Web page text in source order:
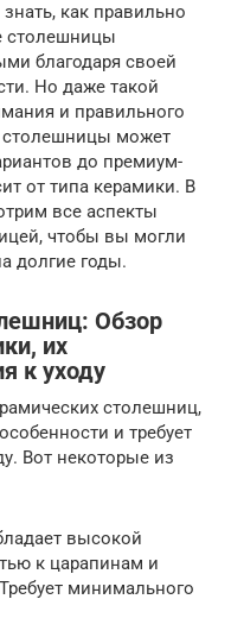
как правильно
столешницы
благодаря своей
Но даже такой
и правильного
столешницы может
до премиум-
от типа керамики. В
все аспекты
чтобы вы могли
долгие годы.
Обзор
их
к уходу
столешниц,
и требует
Вот некоторые из
высокой
к царапинам и
минимального